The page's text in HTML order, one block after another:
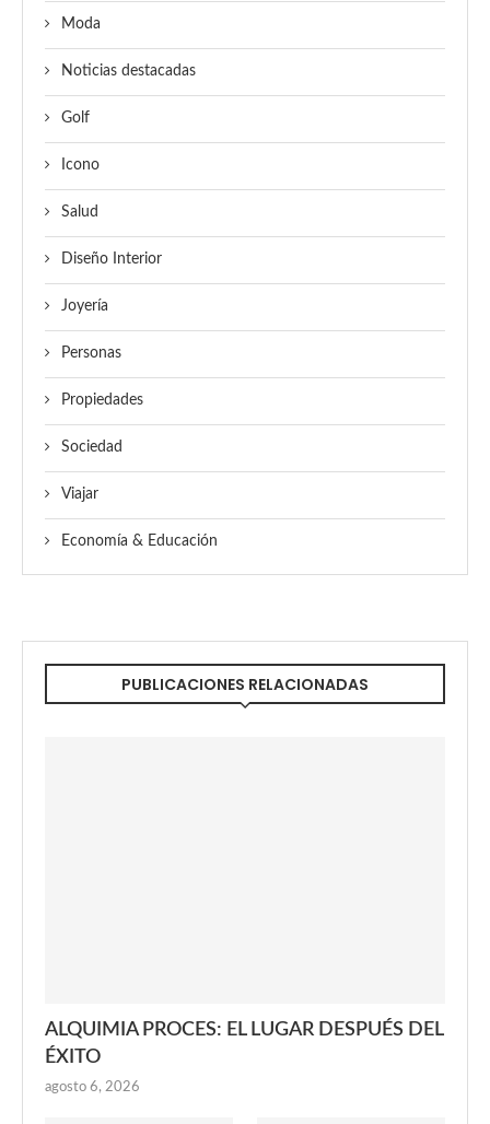
Moda
Noticias destacadas
Golf
Icono
Salud
Diseño Interior
Joyería
Personas
Propiedades
Sociedad
Viajar
Economía & Educación
PUBLICACIONES RELACIONADAS
ALQUIMIA PROCES: EL LUGAR DESPUÉS DEL
ÉXITO
agosto 6, 2026